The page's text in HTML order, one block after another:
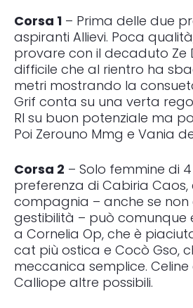
Corsa 1 – Prima delle due
aspiranti Allievi. Poca
provare con il decaduto Ze
difficile che al rientro ha
metri mostrando la
Grif conta su una verta
Rl su buon potenziale ma
Poi Zerouno Mmg e Vania
Corsa 2 – Solo femmine di
preferenza di Cabiria Caos,
compagnia – anche se non
gestibilità – può comunque
a Cornelia Op, che è
cat più ostica e Cocò Gso,
meccanica semplice. Celine
Calliope altre possibili.